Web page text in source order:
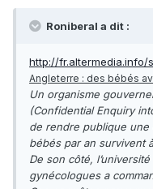
Roniberal a dit :
http://fr.altermedia.info/
Angleterre : des bébés
Un organisme
(Confidential Enquiry
de rendre publique une
bébés par an survivent
De son côté,
gynécologues a